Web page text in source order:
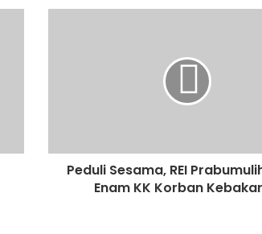
Peduli Sesama, REI
Enam KK Korban